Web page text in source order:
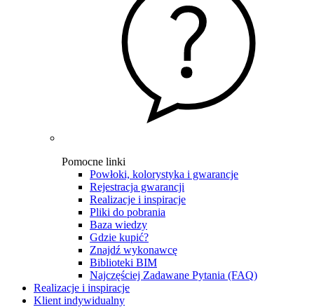
Pomocne linki
Powłoki, kolorystyka i gwarancje
Rejestracja gwarancji
Realizacje i inspiracje
Pliki do pobrania
Baza wiedzy
Gdzie kupić?
Znajdź wykonawcę
Biblioteki BIM
Najczęściej Zadawane Pytania (FAQ)
Realizacje i inspiracje
Klient indywidualny